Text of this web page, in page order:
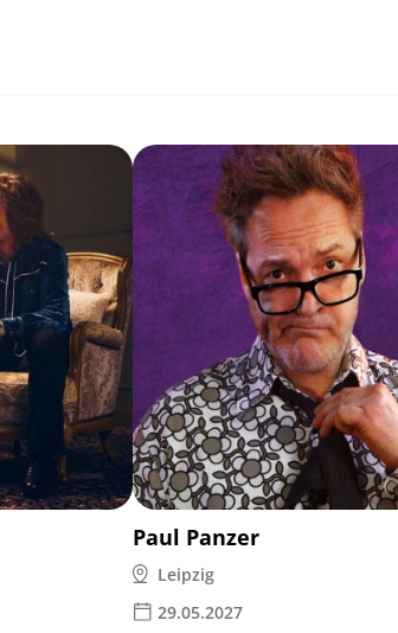
Paul Panzer
Leipzig
29.05.2027